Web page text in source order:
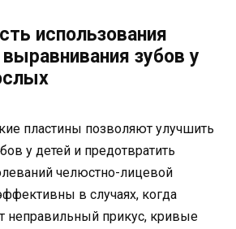
использования
зубов у
пластины позволяют улучшить
у детей и предотвратить
челюстно-лицевой
в случаях, когда
неправильный прикус, кривые